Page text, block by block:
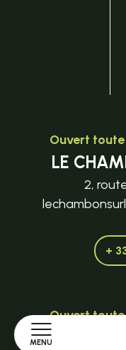
MENU
Ouvert
LE
2,
+
Ouvert